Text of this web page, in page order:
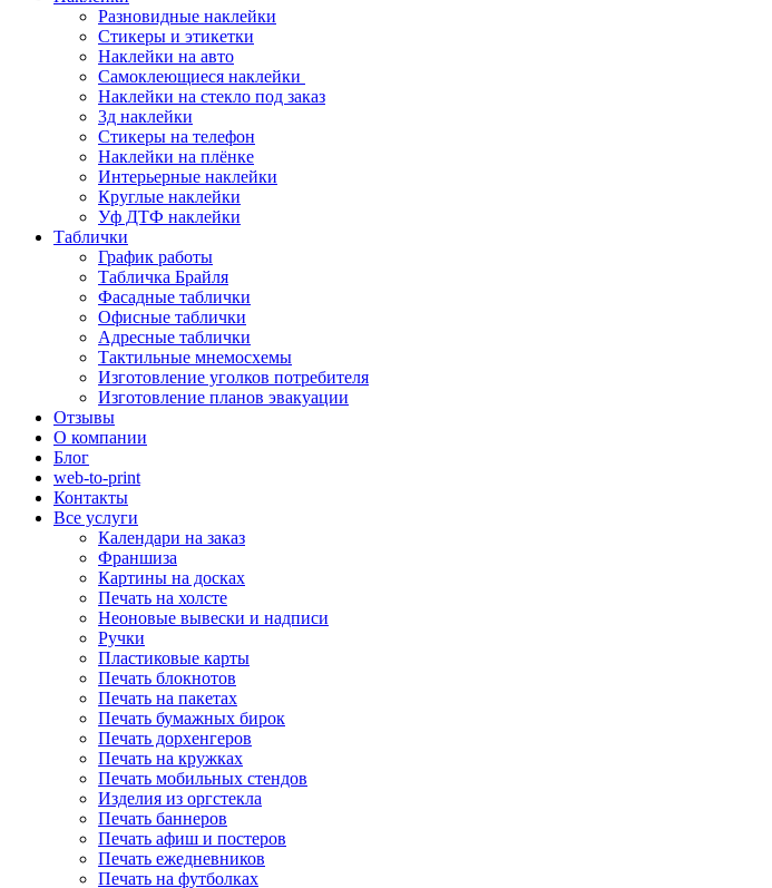
Разновидные наклейки
Стикеры и этикетки
Наклейки на авто
Самоклеющиеся наклейки
Наклейки на стекло под заказ
3д наклейки
Cтикеры на телефон
Наклейки на плёнке
Интерьерные наклейки
Круглые наклейки
Уф ДТФ наклейки
Таблички
График работы
Табличка Брайля
Фасадные таблички
Офисные таблички
Адресные таблички
Тактильные мнемосхемы
Изготовление уголков потребителя
Изготовление планов эвакуации
Отзывы
О компании
Блог
web-to-print
Контакты
Все услуги
Календари на заказ
Франшиза
Картины на досках
Печать на холсте
Неоновые вывески и надписи
Ручки
Пластиковые карты
Печать блокнотов
Печать на пакетах
Печать бумажных бирок
Печать дорхенгеров
Печать на кружках
Печать мобильных стендов
Изделия из оргстекла
Печать баннеров
Печать афиш и постеров
Печать ежедневников
Печать на футболках